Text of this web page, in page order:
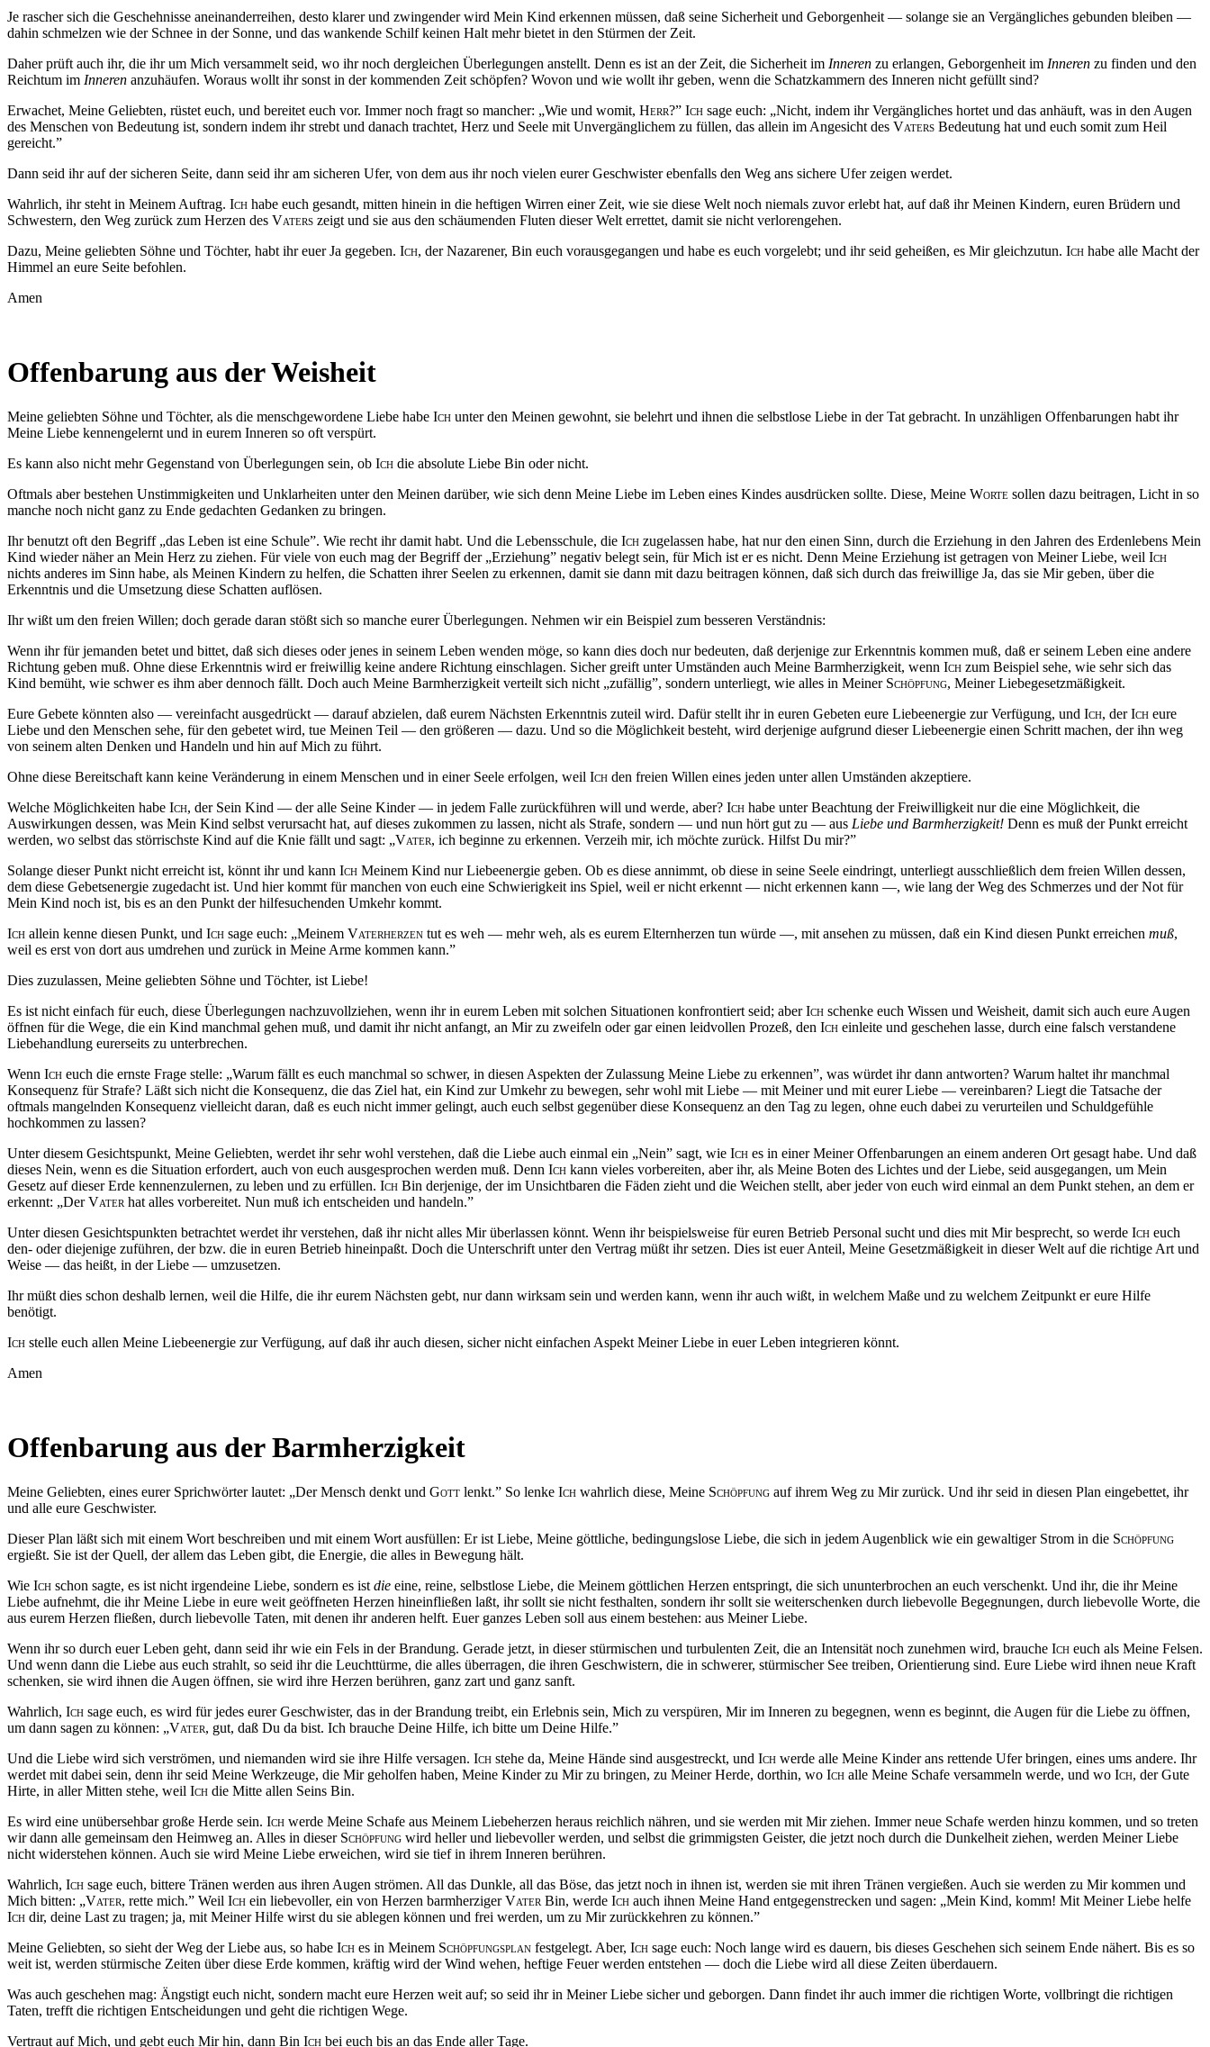
Je rascher sich die Geschehnisse aneinanderreihen, desto klarer und zwingender wird Mein Kind erkennen müssen, daß seine Sicherheit und Geborgenheit — solange sie an Vergängliches gebunden bleiben —
dahin schmelzen wie der Schnee in der Sonne, und das wankende Schilf keinen Halt mehr bietet in den Stürmen der Zeit.
Daher prüft auch ihr, die ihr um Mich versammelt seid, wo ihr noch dergleichen Überlegungen anstellt. Denn es ist an der Zeit, die Sicherheit im Inneren zu erlangen, Geborgenheit im Inneren zu finden und den
Reichtum im Inneren anzuhäufen. Woraus wollt ihr sonst in der kommenden Zeit schöpfen? Wovon und wie wollt ihr geben, wenn die Schatzkammern des Inneren nicht gefüllt sind?
Erwachet, Meine Geliebten, rüstet euch, und bereitet euch vor. Immer noch fragt so mancher: „Wie und womit, Herr?” Ich sage euch: „Nicht, indem ihr Vergängliches hortet und das anhäuft, was in den Augen
des Menschen von Bedeutung ist, sondern indem ihr strebt und danach trachtet, Herz und Seele mit Unvergänglichem zu füllen, das allein im Angesicht des Vaters Bedeutung hat und euch somit zum Heil
gereicht.”
Dann seid ihr auf der sicheren Seite, dann seid ihr am sicheren Ufer, von dem aus ihr noch vielen eurer Geschwister ebenfalls den Weg ans sichere Ufer zeigen werdet.
Wahrlich, ihr steht in Meinem Auftrag. Ich habe euch gesandt, mitten hinein in die heftigen Wirren einer Zeit, wie sie diese Welt noch niemals zuvor erlebt hat, aufdaß ihr Meinen Kindern, euren Brüdern und
Schwestern, den Weg zurück zum Herzen des Vaters zeigt und sie aus den schäumenden Fluten dieser Welt errettet, damit sie nicht verlorengehen.
Dazu, Meine geliebten Söhne und Töchter, habt ihr euer Ja gegeben. Ich, der Nazarener, Bin euch vorausgegangen und habe es euch vorgelebt; und ihr seid geheißen, es Mir gleichzutun. Ich habe alle Macht der
Himmel an eure Seite befohlen.
Amen
Offenbarung aus der Weisheit
Meine geliebten Söhne und Töchter, als die menschgewordene Liebe habe Ich unter den Meinen gewohnt, sie belehrt und ihnen die selbstlose Liebe in der Tat gebracht. In unzähligen Offenbarungen habt ihr
Meine Liebe kennengelernt und in eurem Inneren so oft verspürt.
Es kann also nicht mehr Gegenstand von Überlegungen sein, ob Ich die absolute Liebe Bin oder nicht.
Oftmals aber bestehen Unstimmigkeiten und Unklarheiten unter den Meinen darüber, wie sich denn Meine Liebe im Leben eines Kindes ausdrücken sollte. Diese, Meine Worte sollen dazu beitragen, Licht in so
manche noch nicht ganz zu Ende gedachten Gedanken zu bringen.
Ihr benutzt oft den Begriff „das Leben ist eine Schule”. Wie recht ihr damit habt. Und die Lebensschule, die Ich zugelassen habe, hat nur den einen Sinn, durch die Erziehung in den Jahren des Erdenlebens Mein
Kind wieder näher an Mein Herz zu ziehen. Für viele von euch mag der Begriff der „Erziehung” negativ belegt sein, für Mich ist er es nicht. Denn Meine Erziehung ist getragen von Meiner Liebe, weil Ich
nichts anderes im Sinn habe, als Meinen Kindern zu helfen, die Schatten ihrer Seelen zu erkennen, damit sie dann mit dazu beitragen können, daß sich durch das freiwillige Ja, das sie Mir geben, über die
Erkenntnis und die Umsetzung diese Schatten auflösen.
Ihrwißt um den freien Willen; doch gerade daran stößt sich so manche eurer Überlegungen. Nehmen wir ein Beispiel zum besseren Verständnis:
Wenn ihr für jemanden betet und bittet, daß sich dieses oder jenes in seinem Leben wenden möge, so kann dies doch nur bedeuten, daß derjenige zur Erkenntnis kommen muß, daß er seinem Leben eine andere
Richtung geben muß. Ohne diese Erkenntnis wird er freiwillig keine andere Richtung einschlagen. Sicher greift unter Umständen auch Meine Barmherzigkeit, wenn Ich zum Beispiel sehe, wie sehr sich das
Kind bemüht, wie schwer es ihm aber dennoch fällt. Doch auch Meine Barmherzigkeit verteilt sich nicht „zufällig”, sondern unterliegt, wie alles in Meiner Schöpfung, Meiner Liebegesetzmäßigkeit.
Eure Gebete könnten also — vereinfacht ausgedrückt — darauf abzielen, daß eurem Nächsten Erkenntnis zuteil wird. Dafür stellt ihr in euren Gebeten eure Liebeenergie zur Verfügung, und Ich, derIch eure
Liebe und den Menschen sehe, für den gebetet wird, tue Meinen Teil — den größeren — dazu. Und so die Möglichkeit besteht, wird derjenige aufgrund dieser Liebeenergie einen Schritt machen, der ihn weg
von seinem alten Denken und Handeln und hin auf Mich zu führt.
Ohne diese Bereitschaft kann keine Veränderung in einem Menschen und in einer Seele erfolgen, weil Ich den freien Willen eines jeden unter allen Umständen akzeptiere.
Welche Möglichkeiten habe Ich, der Sein Kind — der alle Seine Kinder — in jedem Falle zurückführen will und werde, aber? Ich habe unter Beachtung der Freiwilligkeit nur die eine Möglichkeit, die
Auswirkungen dessen, was Mein Kind selbst verursacht hat, auf dieses zukommen zu lassen, nicht als Strafe, sondern — und nun hört gut zu — aus Liebe und Barmherzigkeit! Denn es muß der Punkt erreicht
werden, wo selbst das störrischste Kind auf die Knie fällt und sagt: „Vater, ich beginne zu erkennen. Verzeih mir, ich möchte zurück. Hilfst Du mir?”
Solange dieser Punkt nicht erreicht ist, könnt ihr und kann Ich Meinem Kind nur Liebeenergie geben. Ob es diese annimmt, ob diese in seine Seele eindringt, unterliegt ausschließlich dem freien Willen dessen,
dem diese Gebetsenergie zugedacht ist. Und hier kommt für manchen von euch eine Schwierigkeit ins Spiel, weil er nicht erkennt — nicht erkennen kann —, wie lang der Weg des Schmerzes und der Not für
Mein Kind noch ist, bis es an den Punkt der hilfesuchenden Umkehr kommt.
Ich allein kenne diesen Punkt, und Ich sage euch: „Meinem Vaterherzen tut es weh — mehr weh, als es eurem Elternherzen tun würde —, mit ansehen zu müssen, daß ein Kind diesen Punkt erreichen muß,
weil es erst von dort aus umdrehen und zurück in Meine Arme kommen kann.”
Dies zuzulassen, Meine geliebten Söhne und Töchter, ist Liebe!
Es ist nicht einfach für euch, diese Überlegungen nachzuvollziehen, wenn ihr in eurem Leben mit solchen Situationen konfrontiert seid; aberIch schenke euch Wissen und Weisheit, damit sich auch eure Augen
öffnen für die Wege, die ein Kind manchmal gehen muß, und damit ihr nicht anfangt, an Mir zu zweifeln oder gar einen leidvollen Prozeß, den Ich einleite und geschehen lasse, durch eine falsch verstandene
Liebehandlung eurerseits zu unterbrechen.
Wenn Ich euch die ernste Frage stelle: „Warum fällt es euch manchmal so schwer, in diesen Aspekten der Zulassung Meine Liebe zu erkennen”, was würdet ihr dann antworten? Warum haltet ihr manchmal
Konsequenz für Strafe? Läßt sich nicht die Konsequenz, die das Ziel hat, ein Kind zur Umkehr zu bewegen, sehr wohl mit Liebe — mit Meiner und mit eurer Liebe — vereinbaren? Liegt die Tatsache der
oftmals mangelnden Konsequenz vielleicht daran, daß es euch nicht immer gelingt, auch euch selbst gegenüber diese Konsequenz an den Tag zu legen, ohne euch dabei zu verurteilen und Schuldgefühle
hochkommen zu lassen?
Unter diesem Gesichtspunkt, Meine Geliebten, werdet ihr sehr wohl verstehen, daß die Liebe auch einmal ein „Nein” sagt, wie Ich es in einer Meiner Offenbarungen an einem anderen Ort gesagt habe. Und daß
dieses Nein, wenn es die Situation erfordert, auch von euch ausgesprochen werden muß. Denn Ich kann vieles vorbereiten, aber ihr, als Meine Boten des Lichtes und der Liebe, seid ausgegangen, um Mein
Gesetz auf dieser Erde kennenzulernen, zu leben und zu erfüllen. Ich Bin derjenige, der im Unsichtbaren die Fäden zieht und die Weichen stellt, aber jeder von euch wird einmal an dem Punkt stehen, an dem er
erkennt: „DerVater hat alles vorbereitet. Nun muß ich entscheiden und handeln.”
Unter diesen Gesichtspunkten betrachtet werdet ihr verstehen, daß ihr nicht alles Mir überlassen könnt. Wenn ihr beispielsweise für euren Betrieb Personal sucht und dies mit Mir besprecht, so werde Ich euch
den- oder diejenige zuführen, der bzw. die in euren Betrieb hineinpaßt. Doch die Unterschrift unter den Vertrag müßt ihr setzen. Dies ist euer Anteil, Meine Gesetzmäßigkeit in dieser Welt auf die richtige Art und
Weise — das heißt, in der Liebe — umzusetzen.
Ihrmüßt dies schon deshalb lernen, weil die Hilfe, die ihr eurem Nächsten gebt, nur dann wirksam sein und werden kann, wenn ihr auch wißt, in welchem Maße und zu welchem Zeitpunkt er eure Hilfe
benötigt.
Ich stelle euch allen Meine Liebeenergie zur Verfügung, aufdaß ihr auch diesen, sicher nicht einfachen Aspekt Meiner Liebe in euer Leben integrieren könnt.
Amen
Offenbarung aus der Barmherzigkeit
Meine Geliebten, eines eurer Sprichwörter lautet: „Der Mensch denkt und Gott lenkt.” So lenke Ich wahrlich diese, Meine Schöpfung auf ihrem Weg zu Mir zurück. Und ihr seid in diesen Plan eingebettet, ihr
und alle eure Geschwister.
Dieser Plan läßt sich mit einem Wort beschreiben und mit einem Wort ausfüllen: Er ist Liebe, Meine göttliche, bedingungslose Liebe, die sich in jedem Augenblick wie ein gewaltiger Strom in die Schöpfung
ergießt. Sie ist der Quell, der allem das Leben gibt, die Energie, die alles in Bewegung hält.
Wie Ich schon sagte, es ist nicht irgendeine Liebe, sondern es ist die eine, reine, selbstlose Liebe, die Meinem göttlichen Herzen entspringt, die sich ununterbrochen an euch verschenkt. Und ihr, die ihr Meine
Liebe aufnehmt, die ihr Meine Liebe in eure weit geöffneten Herzen hineinfließen laßt, ihr sollt sie nicht festhalten, sondern ihr sollt sie weiterschenken durch liebevolle Begegnungen, durch liebevolle Worte, die
aus eurem Herzen fließen, durch liebevolle Taten, mit denen ihr anderen helft. Euer ganzes Leben soll aus einem bestehen: aus Meiner Liebe.
Wenn ihr so durch euer Leben geht, dann seid ihr wie ein Fels in der Brandung. Gerade jetzt, in dieser stürmischen und turbulenten Zeit, die an Intensität noch zunehmen wird, brauche Ich euch als Meine Felsen.
Und wenn dann die Liebe aus euch strahlt, so seid ihr die Leuchttürme, die alles überragen, die ihren Geschwistern, die in schwerer, stürmischer See treiben, Orientierung sind. Eure Liebe wird ihnen neue Kraft
schenken, sie wird ihnen die Augen öffnen, sie wird ihre Herzen berühren, ganz zart und ganz sanft.
Wahrlich, Ich sage euch, es wird für jedes eurer Geschwister, das in der Brandung treibt, ein Erlebnis sein, Mich zu verspüren, Mir im Inneren zu begegnen, wenn es beginnt, die Augen für die Liebe zu öffnen,
um dann sagen zu können: „Vater, gut, daß Du da bist. Ich brauche Deine Hilfe, ich bitte um Deine Hilfe.”
Und die Liebe wird sich verströmen, und niemanden wird sie ihre Hilfe versagen. Ich stehe da, Meine Hände sind ausgestreckt, und Ich werde alle Meine Kinder ans rettende Ufer bringen, eines ums andere. Ihr
werdet mit dabei sein, denn ihr seid Meine Werkzeuge, die Mir geholfen haben, Meine Kinder zu Mir zu bringen, zu Meiner Herde, dorthin, wo Ich alle Meine Schafe versammeln werde, und wo Ich, der Gute
Hirte, in aller Mitten stehe, weil Ich die Mitte allen Seins Bin.
Es wird eine unübersehbar große Herde sein. Ich werde Meine Schafe aus Meinem Liebeherzen heraus reichlich nähren, und sie werden mit Mir ziehen. Immer neue Schafe werden hinzu kommen, und so treten
wir dann alle gemeinsam den Heimweg an. Alles in dieser Schöpfung wird heller und liebevoller werden, und selbst die grimmigsten Geister, die jetzt noch durch die Dunkelheit ziehen, werden Meiner Liebe
nicht widerstehen können. Auch sie wird Meine Liebe erweichen, wird sie tief in ihrem Inneren berühren.
Wahrlich, Ich sage euch, bittere Tränen werden aus ihren Augen strömen. All das Dunkle, all das Böse, das jetzt noch in ihnen ist, werden sie mit ihren Tränen vergießen. Auch sie werden zu Mir kommen und
Mich bitten: „Vater, rette mich.” Weil Ich ein liebevoller, ein von Herzen barmherzigerVater Bin, werde Ich auch ihnen Meine Hand entgegenstrecken und sagen: „Mein Kind, komm! Mit Meiner Liebe helfe
Ich dir, deine Last zu tragen; ja, mit Meiner Hilfe wirst du sie ablegen können und frei werden, um zu Mir zurückkehren zu können.”
Meine Geliebten, so sieht der Weg der Liebe aus, so habe Ich es in Meinem Schöpfungsplan festgelegt. Aber, Ich sage euch: Noch lange wird es dauern, bis dieses Geschehen sich seinem Ende nähert. Bis es so
weit ist, werden stürmische Zeiten über diese Erde kommen, kräftig wird der Wind wehen, heftige Feuer werden entstehen — doch die Liebe wird all diese Zeiten überdauern.
Was auch geschehen mag: Ängstigt euch nicht, sondern macht eure Herzen weit auf; so seid ihr in Meiner Liebe sicher und geborgen. Dann findet ihr auch immer die richtigen Worte, vollbringt die richtigen
Taten, trefft die richtigen Entscheidungen und geht die richtigen Wege.
Vertraut auf Mich, und gebt euch Mir hin, dann Bin Ich bei euch bis an das Ende aller Tage.